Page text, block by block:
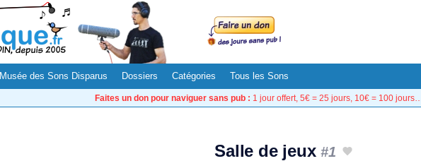
Musée des Sons Disparus Dossiers Catégories Tous les Sons
Faites un don pour naviguer sans pub : 1 jour offert, 5€ = 25 jours, 10€ = 100 jours…
Salle de jeux#1